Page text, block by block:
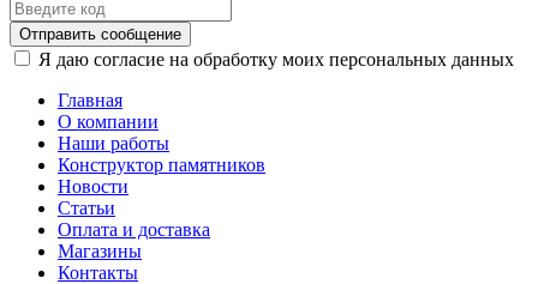
Отправить сообщение
Я даю согласие на обработку моих персональных данных
Главная
О компании
Наши работы
Конструктор памятников
Новости
Статьи
Оплата и доставка
Магазины
Контакты